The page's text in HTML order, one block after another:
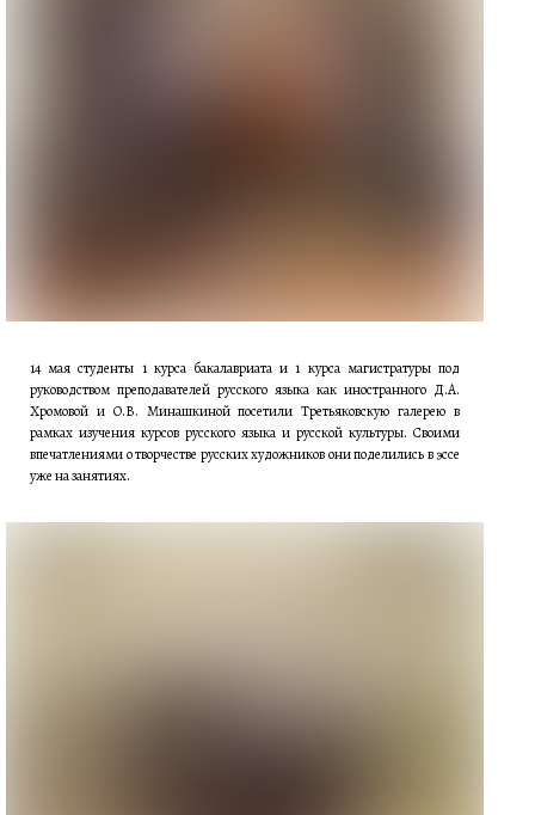
14 мая студенты 1 курса бакалавриата и 1 курса магистратуры под
руководством преподавателей русского языка как иностранного Д.А.
Хромовой и О.В. Минашкиной посетили Третьяковскую галерею в
рамках изучения курсов русского языка и русской культуры. Своими
впечатлениями о творчестве русских художников они поделились в эссе
уже на занятиях.